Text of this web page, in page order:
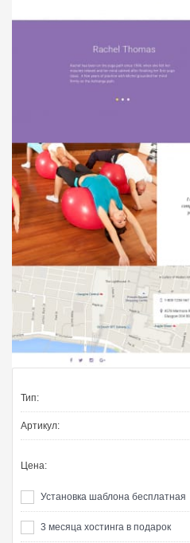
Тип:
Артикул:
Цена:
Установка шаблона бесплатная
3 месяца хостинга в подарок